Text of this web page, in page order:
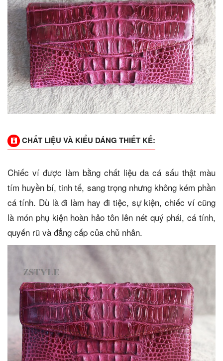
CHẤT LIỆU VÀ KIỂU DÁNG THIẾT KẾ:
Chiếc ví được làm bằng chất liệu da cá sấu thật màu
tím huyền bí, tinh tế, sang trọng nhưng không kém phần
cá tính. Dù là đi làm hay đi tiệc, sự kiện, chiếc ví cũng
là món phụ kiện hoàn hảo tôn lên nét quý phái, cá tính,
quyến rũ và đẳng cấp của chủ nhân.